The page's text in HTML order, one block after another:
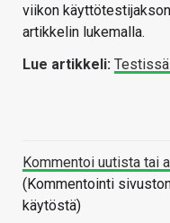
viikon
artikkelin lukemalla.
Lue artikkeli:
Kommentoi uutista tai
(Kommentointi
käytöstä)